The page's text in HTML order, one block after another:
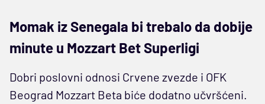
Momak iz Senegala bi trebalo da dobije
minute u Mozzart Bet Superligi
Dobri poslovni odnosi Crvene zvezde i OFK
Beograd Mozzart Beta biće dodatno učvršćeni.